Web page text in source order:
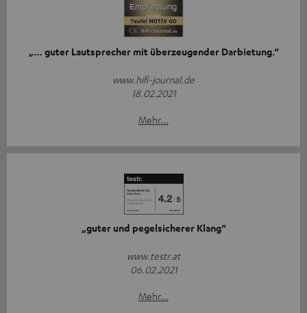
„… guter Lautsprecher mit überzeugender Darbietung.“
www.hifi-journal.de
18.02.2021
Mehr...
„guter und pegelsicherer Klang“
www.testr.at
06.02.2021
Mehr...